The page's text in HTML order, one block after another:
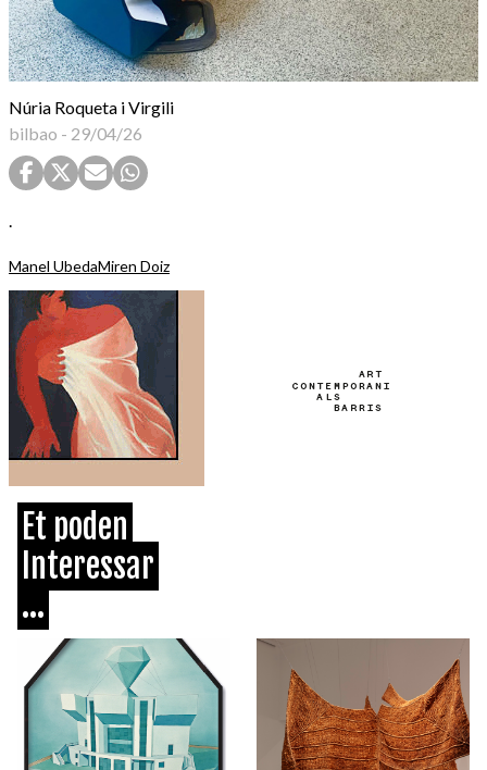
Núria Roqueta i Virgili
bilbao - 29/04/26
.
Manel UbedaMiren Doiz
Et poden
Interessar
...